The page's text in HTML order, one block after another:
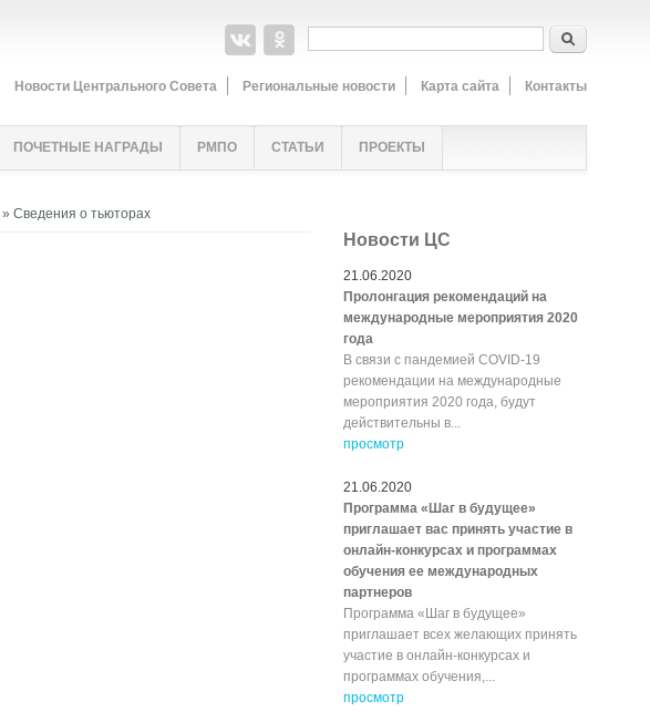
Новости Центрального Совета Региональные новости Карта сайта Контакты
ПОЧЕТНЫЕ НАГРАДЫ РМПО СТАТЬИ ПРОЕКТЫ
» Сведения о тьюторах
Новости ЦС
21.06.2020
Пролонгация рекомендаций на
международные мероприятия 2020
года
В связи с пандемией COVID-19
рекомендации на международные
мероприятия 2020 года, будут
действительны в...
просмотр
21.06.2020
Программа «Шаг в будущее»
приглашает вас принять участие в
онлайн-конкурсах и программах
обучения ее международных
партнеров
Программа «Шаг в будущее»
приглашает всех желающих принять
участие в онлайн-конкурсах и
программах обучения,...
просмотр